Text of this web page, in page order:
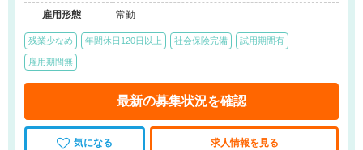
雇用形態
常勤
残業少なめ 年間休日120日以上 社会保険完備 試用期間有
雇用期間無
最新の募集状況を確認
気になる 求人情報を見る